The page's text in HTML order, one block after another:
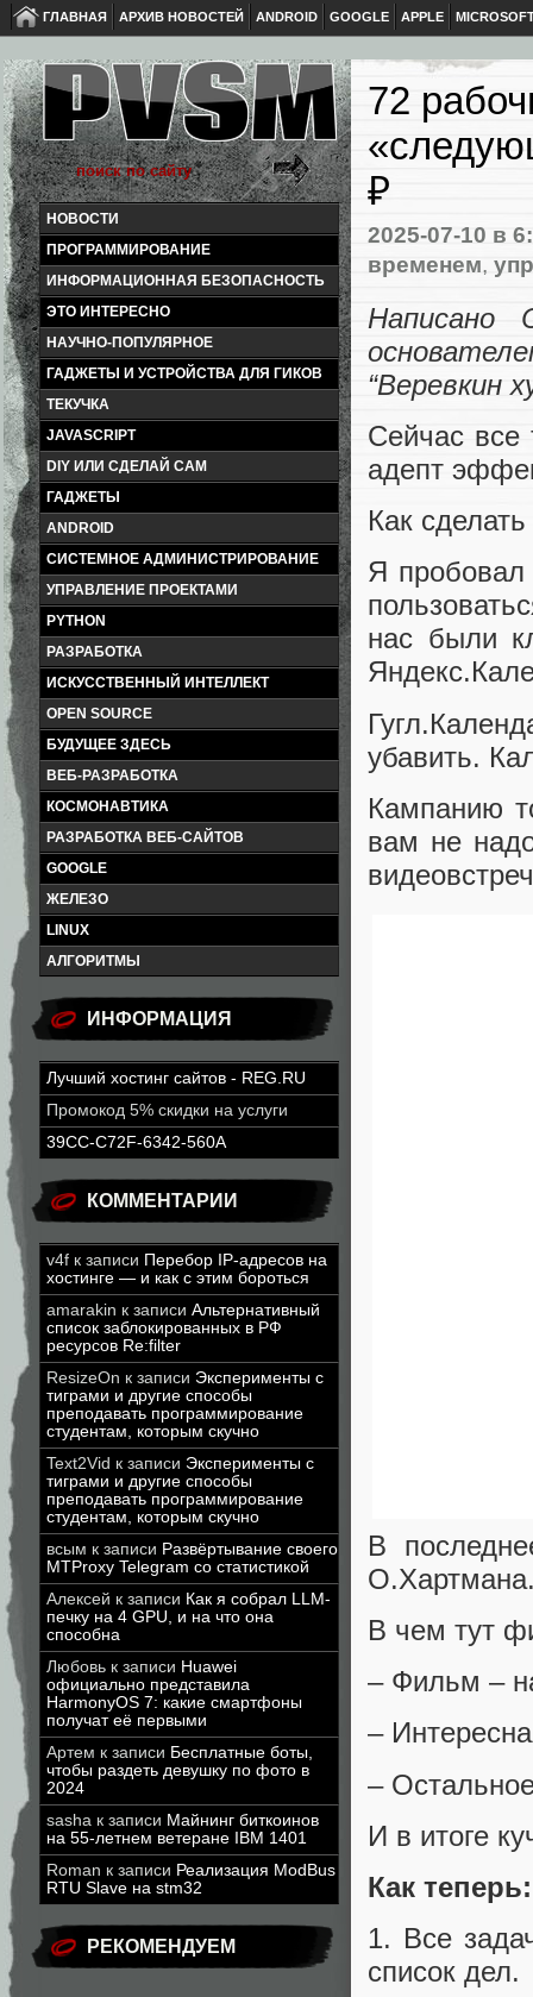
ГЛАВНАЯ АРХИВ НОВОСТЕЙ ANDROID GOOGLE APPLE
НОВОСТИ
ПРОГРАММИРОВАНИЕ
ИНФОРМАЦИОННАЯ БЕЗОПАСНОСТЬ
ЭТО ИНТЕРЕСНО
НАУЧНО-ПОПУЛЯРНОЕ
ГАДЖЕТЫ И УСТРОЙСТВА ДЛЯ ГИКОВ
ТЕКУЧКА
JAVASCRIPT
DIY ИЛИ СДЕЛАЙ САМ
ГАДЖЕТЫ
ANDROID
СИСТЕМНОЕ АДМИНИСТРИРОВАНИЕ
УПРАВЛЕНИЕ ПРОЕКТАМИ
PYTHON
РАЗРАБОТКА
ИСКУССТВЕННЫЙ ИНТЕЛЛЕКТ
OPEN SOURCE
БУДУЩЕЕ ЗДЕСЬ
ВЕБ-РАЗРАБОТКА
КОСМОНАВТИКА
РАЗРАБОТКА ВЕБ-САЙТОВ
GOOGLE
ЖЕЛЕЗО
LINUX
АЛГОРИТМЫ
ИНФОРМАЦИЯ
Лучший хостинг сайтов - REG.RU
Промокод 5% скидки на услуги
39CC-C72F-6342-560A
КОММЕНТАРИИ
v4f к записи Перебор IP-адресов на
хостинге — и как с этим бороться
amarakin к записи Альтернативный
список заблокированных в РФ
ресурсов Re:filter
ResizeOn к записи Эксперименты с
тиграми и другие способы
преподавать программирование
студентам, которым скучно
Text2Vid к записи Эксперименты с
тиграми и другие способы
преподавать программирование
студентам, которым скучно
всым к записи Развёртывание своего
MTProxy Telegram со статистикой
Алексей к записи Как я собрал LLM-
печку на 4 GPU, и на что она
способна
Любовь к записи Huawei
официально представила
HarmonyOS 7: какие смартфоны
получат её первыми
Артем к записи Бесплатные боты,
чтобы раздеть девушку по фото в
2024
sasha к записи Майнинг биткоинов
на 55-летнем ветеране IBM 1401
Roman к записи Реализация ModBus
RTU Slave на stm32
РЕКОМЕНДУЕМ
72
₽
2025-07-10 в
временем,
“Веревкин
Сейчас
адепт
Как
Я пробовал
нас были
убавить.
Кампанию
вам не
В
В чем тут
– Фильм –
–
–
И в итоге
Как
1. Все
список дел.